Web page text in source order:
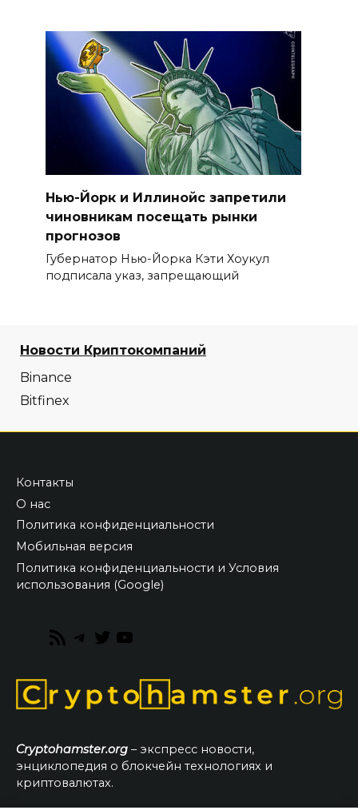
Нью-Йорк и Иллинойс запретили
чиновникам посещать рынки
прогнозов
Губернатор Нью-Йорка Кэти Хоукул
подписала указ, запрещающий
Новости Криптокомпаний
Binance
Bitfinex
Контакты
О нас
Политика конфиденциальности
Мобильная версия
Политика конфиденциальности и Условия
использования (Google)
RSS
Telegram
Twitter
Cryptohamster.org – экспресс новости,
энциклопедия о блокчейн технологиях и
криптовалютах.